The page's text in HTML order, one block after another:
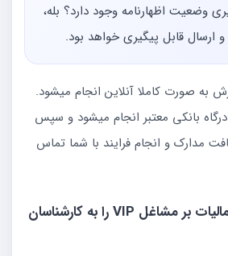
وضعیت اظهارنامه وجود دارد؟ بله،
ارسال قابل پیگیری خواهد بود.
به صورت کاملا آنلاین انجام میشود.
بانکی معتبر انجام میشود و سپس
مدارک و انجام فرایند با شما تماس
چرا ارسال اظهارنامه مالیات بر مشاغل VIP را به کارشناسان